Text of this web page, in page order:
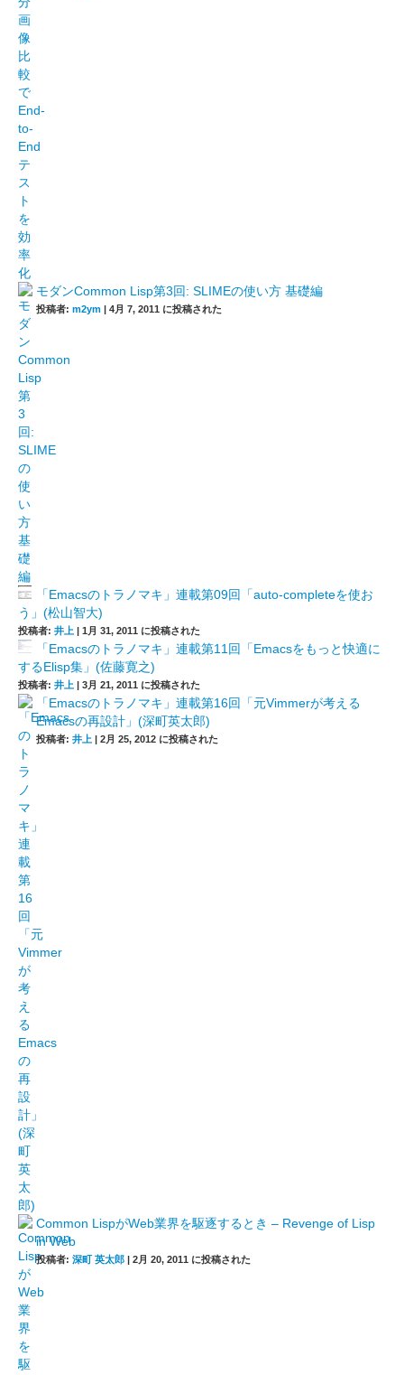
モダンCommon Lisp第3回: SLIMEの使い方 基礎編
投稿者: m2ym | 4月 7, 2011 に投稿された
「Emacsのトラノマキ」連載第09回「auto-completeを使お
う」(松山智大)
投稿者: 井上 | 1月 31, 2011 に投稿された
「Emacsのトラノマキ」連載第11回「Emacsをもっと快適に
するElisp集」(佐藤寛之)
投稿者: 井上 | 3月 21, 2011 に投稿された
「Emacsのトラノマキ」連載第16回「元Vimmerが考える
Emacsの再設計」(深町英太郎)
投稿者: 井上 | 2月 25, 2012 に投稿された
Common LispがWeb業界を駆逐するとき – Revenge of Lisp
in Web
投稿者: 深町 英太郎 | 2月 20, 2011 に投稿された